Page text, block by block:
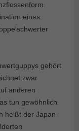
eines
gehört
zwar
anderen
tun gewöhnlich
heißt der Japan